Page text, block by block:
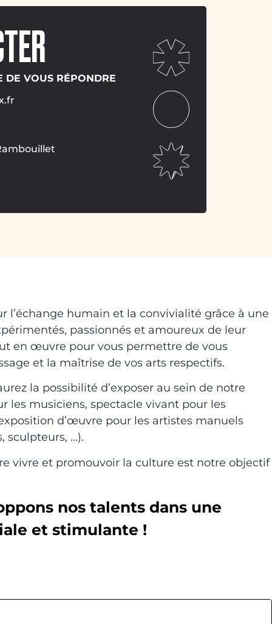
DE VOUS RÉPONDRE
l’échange humain et la convivialité grâce à une
passionnés et amoureux de leur
en œuvre pour vous permettre de vous
et la maîtrise de vos arts respectifs.
la possibilité d’exposer au sein de notre
les musiciens, spectacle vivant pour les
d’œuvre pour les artistes manuels
sculpteurs, …).
vivre et promouvoir la culture est notre objectif
nos talents dans une
et stimulante !